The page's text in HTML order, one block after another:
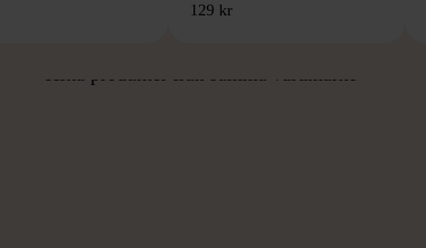
129 kr
Hitta produkter från samma varumärke